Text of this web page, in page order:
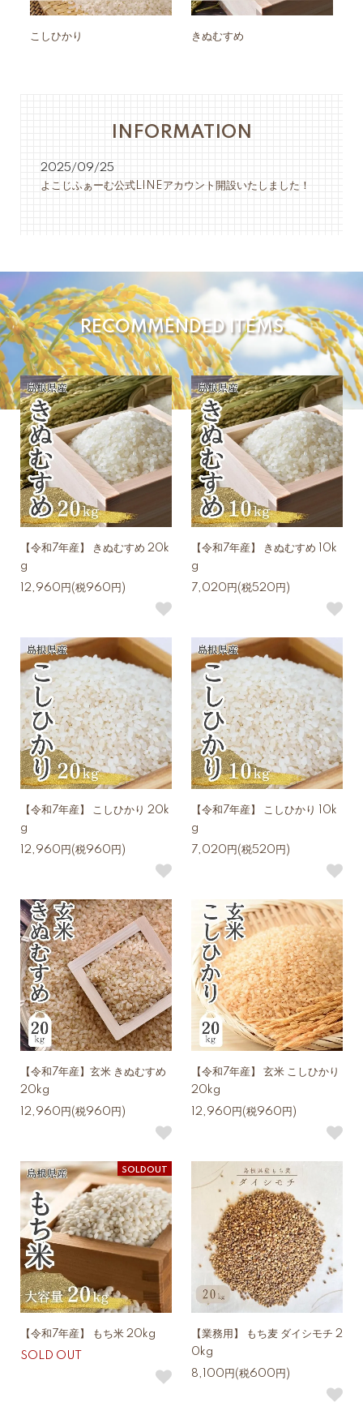
こしひかり きぬむすめ
INFORMATION
2025/09/25
よこじふぁーむ公式LINEアカウント開設いたしました！
RECOMMENDED ITEMS
【令和7年産】 きぬむすめ 20k
g
12,960円(税960円)
【令和7年産】 きぬむすめ 10k
g
7,020円(税520円)
【令和7年産】 こしひかり 20k
g
12,960円(税960円)
【令和7年産】 こしひかり 10k
g
7,020円(税520円)
【令和7年産】玄米 きぬむすめ
20kg
12,960円(税960円)
【令和7年産】 玄米 こしひかり
20kg
12,960円(税960円)
SOLDOUT
【令和7年産】 もち米 20kg
SOLD OUT
【業務用】 もち麦 ダイシモチ 2
0kg
8,100円(税600円)